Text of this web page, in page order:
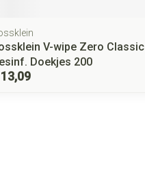
V-wipe Zero Classic
Doekjes 200